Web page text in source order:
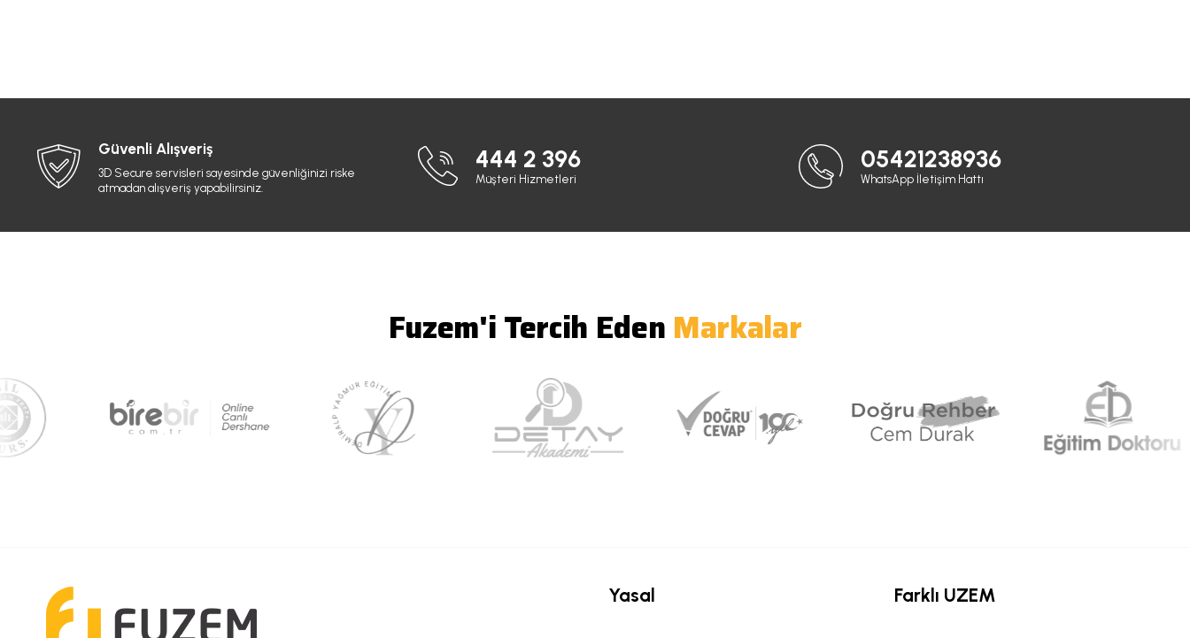
Güvenli Alışveriş
3D Secure servisleri sayesinde güvenliğinizi riske
atmadan alışveriş yapabilirsiniz.
444 2 396
Müşteri Hizmetleri
05421238936
WhatsApp İletişim Hattı
Fuzem'i Tercih Eden Markalar
Yasal Farklı UZEM